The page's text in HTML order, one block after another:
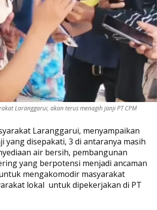
Laranggarui, akan terus menagih janji PT CPM
Laranggarui, menyampaikan
yang disepakati, 3 di antaranya masih
air bersih, pembangunan
yang berpotensi menjadi ancaman
mengakomodir masyarakat
lokal untuk dipekerjakan di PT